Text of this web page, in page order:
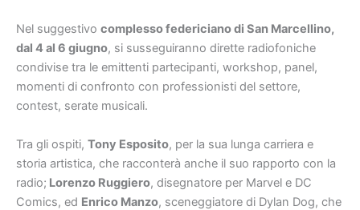
Nel suggestivo complesso federiciano di San Marcellino,
dal 4 al 6 giugno, si susseguiranno dirette radiofoniche
condivise tra le emittenti partecipanti, workshop, panel,
momenti di confronto con professionisti del settore,
contest, serate musicali.
Tra gli ospiti, Tony Esposito, per la sua lunga carriera e
storia artistica, che racconterà anche il suo rapporto con la
radio; Lorenzo Ruggiero, disegnatore per Marvel e DC
Comics, ed Enrico Manzo, sceneggiatore di Dylan Dog, che